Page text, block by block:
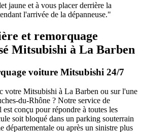
jaune et à vous placer derrière la
l'arrivée de la dépanneuse."
et remorquage
Mitsubishi à La Barben
voiture Mitsubishi 24/7
votre Mitsubishi à La Barben ou sur l'une
du-Rhône ? Notre service de
conçu pour répondre à toutes les
soit bloqué dans un parking souterrain
départementale ou après un sinistre plus